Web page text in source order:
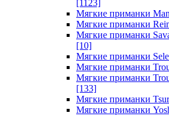
[1123]
Мягкие приманки
Мягкие приманки
Мягкие приманки
[10]
Мягкие приманки
Мягкие приманки
Мягкие приманки
[133]
Мягкие приманки
Мягкие приманки